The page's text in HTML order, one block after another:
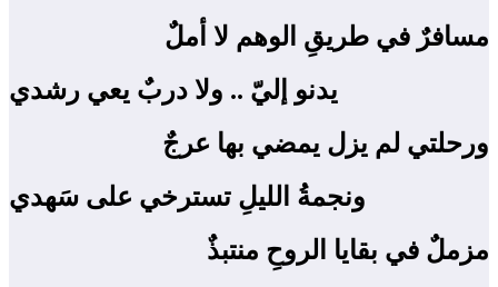
مسافرٌ في طريقِ الوهم لا أملٌ
يدنو إليّ .. ولا دربٌ يعي رشدي
ورحلتي لم يزل يمضي بها عرجٌ
ونجمةُ الليلِ تسترخي على سَهدي
مزملٌ في بقايا الروحِ منتبذٌ